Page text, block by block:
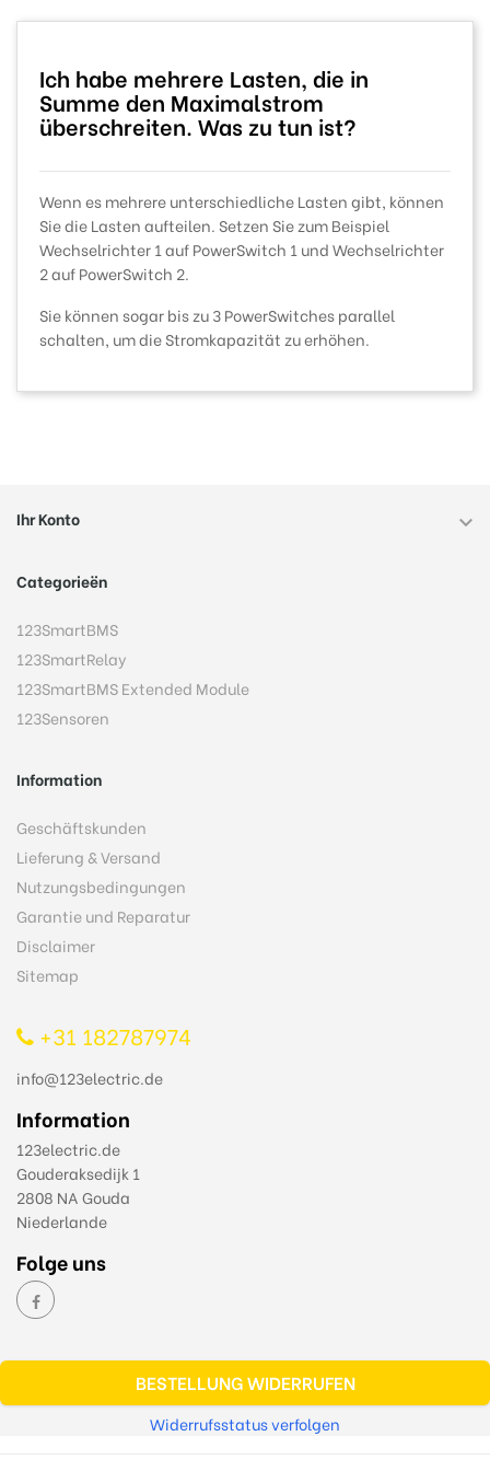
Ich habe mehrere Lasten, die in
Summe den Maximalstrom
überschreiten. Was zu tun ist?
Wenn es mehrere unterschiedliche Lasten gibt, können
Sie die Lasten aufteilen. Setzen Sie zum Beispiel
Wechselrichter 1 auf PowerSwitch 1 und Wechselrichter
2 auf PowerSwitch 2.
Sie können sogar bis zu 3 PowerSwitches parallel
schalten, um die Stromkapazität zu erhöhen.
Ihr Konto 
Categorieën
123SmartBMS
123SmartRelay
123SmartBMS Extended Module
123Sensoren
Information
Geschäftskunden
Lieferung & Versand
Nutzungsbedingungen
Garantie und Reparatur
Disclaimer
Sitemap
+31 182787974
info@123electric.de
Information
123electric.de
Gouderaksedijk 1
2808 NA Gouda
Niederlande
Folge uns
BESTELLUNG WIDERRUFEN
Widerrufsstatus verfolgen